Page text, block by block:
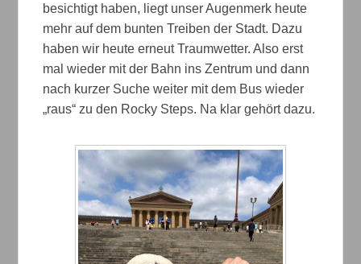
besichtigt haben, liegt unser Augenmerk heute
mehr auf dem bunten Treiben der Stadt. Dazu
haben wir heute erneut Traumwetter. Also erst
mal wieder mit der Bahn ins Zentrum und dann
nach kurzer Suche weiter mit dem Bus wieder
„raus“ zu den Rocky Steps. Na klar gehört dazu.